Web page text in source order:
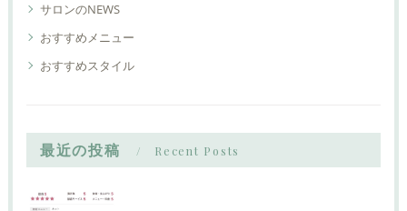
サロンのNEWS
おすすめメニュー
おすすめスタイル
最近の投稿 Recent Posts